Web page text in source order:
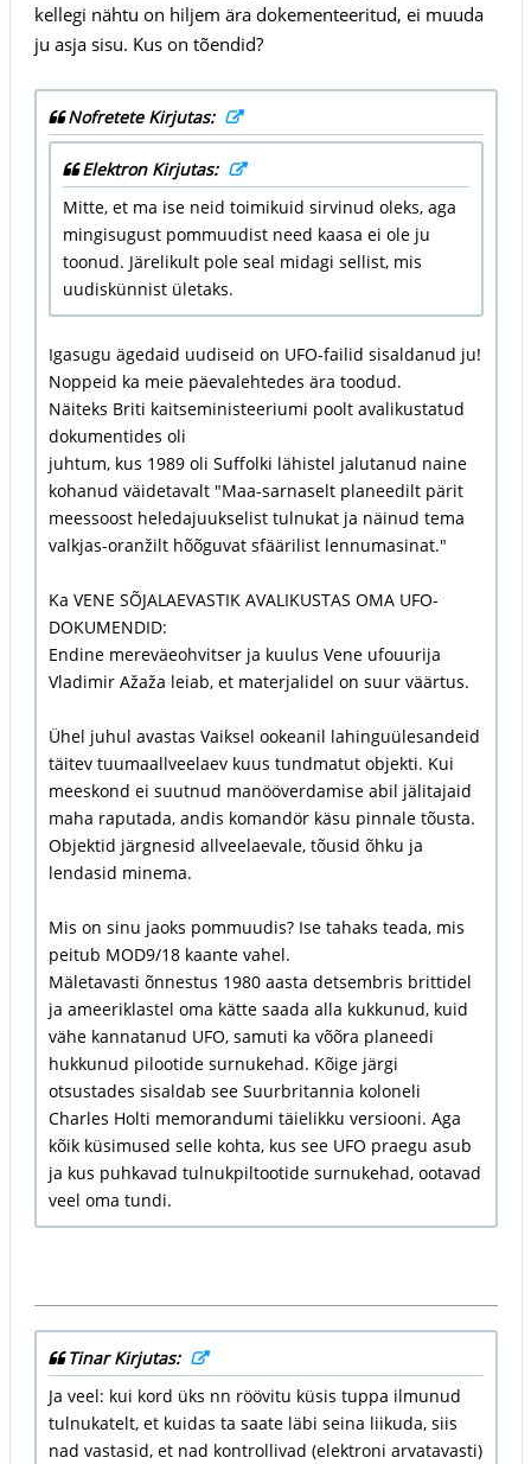
kellegi nähtu on hiljem ära dokementeeritud, ei muuda
ju asja sisu. Kus on tõendid?
Nofretete Kirjutas:
Elektron Kirjutas:
Mitte, et ma ise neid toimikuid sirvinud oleks, aga
mingisugust pommuudist need kaasa ei ole ju
toonud. Järelikult pole seal midagi sellist, mis
uudiskünnist ületaks.
Igasugu ägedaid uudiseid on UFO-failid sisaldanud ju!
Noppeid ka meie päevalehtedes ära toodud.
Näiteks Briti kaitseministeeriumi poolt avalikustatud
dokumentides oli
juhtum, kus 1989 oli Suffolki lähistel jalutanud naine
kohanud väidetavalt "Maa-sarnaselt planeedilt pärit
meessoost heledajuukselist tulnukat ja näinud tema
valkjas-oranžilt hõõguvat sfäärilist lennumasinat."
Ka VENE SÕJALAEVASTIK AVALIKUSTAS OMA UFO-
DOKUMENDID:
Endine mereväeohvitser ja kuulus Vene ufouurija
Vladimir Ažaža leiab, et materjalidel on suur väärtus.
Ühel juhul avastas Vaiksel ookeanil lahinguülesandeid
täitev tuumaallveelaev kuus tundmatut objekti. Kui
meeskond ei suutnud manööverdamise abil jälitajaid
maha raputada, andis komandör käsu pinnale tõusta.
Objektid järgnesid allveelaevale, tõusid õhku ja
lendasid minema.
Mis on sinu jaoks pommuudis? Ise tahaks teada, mis
peitub MOD9/18 kaante vahel.
Mäletavasti õnnestus 1980 aasta detsembris brittidel
ja ameeriklastel oma kätte saada alla kukkunud, kuid
vähe kannatanud UFO, samuti ka võõra planeedi
hukkunud pilootide surnukehad. Kõige järgi
otsustades sisaldab see Suurbritannia koloneli
Charles Holti memorandumi täielikku versiooni. Aga
kõik küsimused selle kohta, kus see UFO praegu asub
ja kus puhkavad tulnukpiltootide surnukehad, ootavad
veel oma tundi.
Tinar Kirjutas:
Ja veel: kui kord üks nn röövitu küsis tuppa ilmunud
tulnukatelt, et kuidas ta saate läbi seina liikuda, siis
nad vastasid, et nad kontrollivad (elektroni arvatavasti)